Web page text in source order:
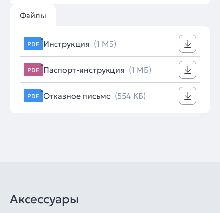
Файлы
PDF Инструкция (1 МБ)
PDF Паспорт-инструкция (1 МБ)
PDF Отказное письмо (554 КБ)
Аксессуары